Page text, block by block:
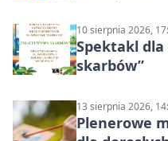
10 sierpnia 2026,
Spektakl dla
skarbów”
13 sierpnia 2026,
Plenerowe